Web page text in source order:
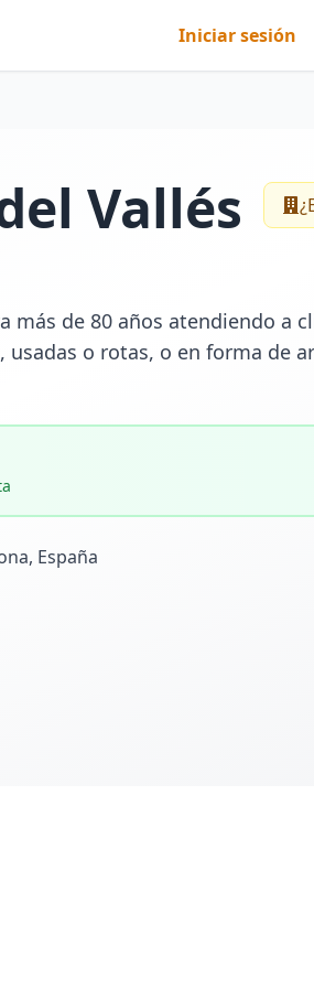
Iniciar sesión
Vallés
más de 80 años atendiendo a
o rotas, o en forma de
España